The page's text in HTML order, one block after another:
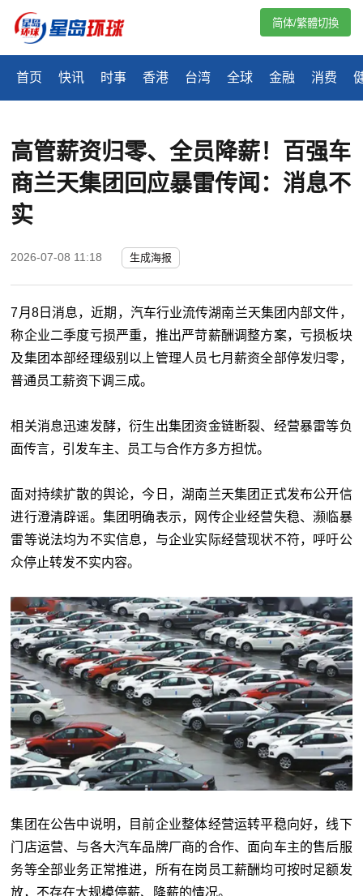
首页 快讯 时事 香港 台湾 全球 金融 消费
简体/繁體切換
高管薪资归零、全员降薪！百强车
商兰天集团回应暴雷传闻：消息不
实
2026-07-08 11:18 生成海报
7月8日消息，近期，汽车行业流传湖南兰天集团内部文件，
称企业二季度亏损严重，推出严苛薪酬调整方案，亏损板块
及集团本部经理级别以上管理人员七月薪资全部停发归零，
普通员工薪资下调三成。
相关消息迅速发酵，衍生出集团资金链断裂、经营暴雷等负
面传言，引发车主、员工与合作方多方担忧。
面对持续扩散的舆论，今日，湖南兰天集团正式发布公开信
进行澄清辟谣。集团明确表示，网传企业经营失稳、濒临暴
雷等说法均为不实信息，与企业实际经营现状不符，呼吁公
众停止转发不实内容。
集团在公告中说明，目前企业整体经营运转平稳向好，线下
门店运营、与各大汽车品牌厂商的合作、面向车主的售后服
务等全部业务正常推进，所有在岗员工薪酬均可按时足额发
放，不存在大规模停薪、降薪的情况。